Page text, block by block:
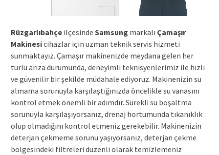
Rüzgarlıbahçeilçesinde Samsung markalı Çamaşır
Makinesicihazlar için uzman teknik servis hizmeti
sunmaktayız. Çamaşır makinenizde meydana gelen her
türlü arıza durumunda, deneyimli teknisyenlerimiz ile hızlı
ve güvenilir bir şekilde müdahale ediyoruz. Makinenizin su
almama sorunuyla karşılaştığınızda öncelikle su vanasını
kontrol etmek önemli bir adımdır. Sürekli su boşaltma
sorunuyla karşılaşıyorsanız, drenaj hortumunda tıkanıklık
olup olmadığını kontrol etmeniz gerekebilir. Makinenizin
deterjan çekmeme sorunu yaşıyorsanız, deterjan çekme
bölgesindeki filtreleri düzenli olarak temizlemeniz